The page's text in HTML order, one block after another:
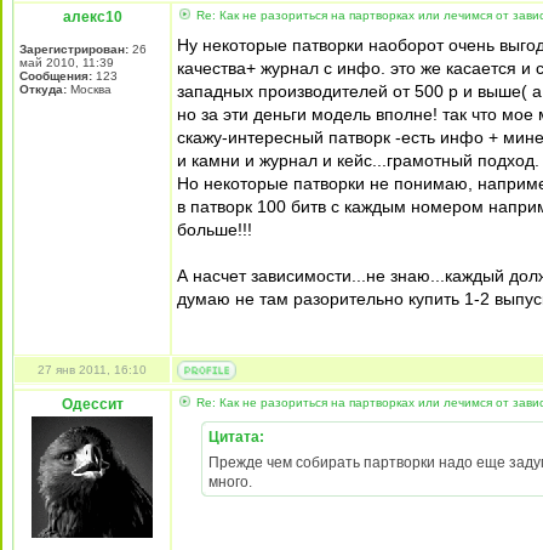
алекс10
Зарегистрирован: 26
май 2010, 11:39
Сообщения: 123
Откуда: Москва
Re: Как не разориться на партворках или лечимся от
Ну некоторые патворки наоборот очень
качества+ журнал с инфо. это же касается
западных производителей от 500 р и выше(
но за эти деньги модель вполне! так что
скажу-интересный патворк -есть инфо +
и камни и журнал и кейс...грамотный подход.
Но некоторые патворки не понимаю,
в патворк 100 битв с каждым номером
больше!!!
А насчет зависимости...не знаю...каждый
думаю не там разорительно купить 1-2
27 янв 2011, 16:10
Одессит Re: Как не разориться на партворках или лечимся от
Цитата:
Прежде чем собирать партворки надо еще
много.